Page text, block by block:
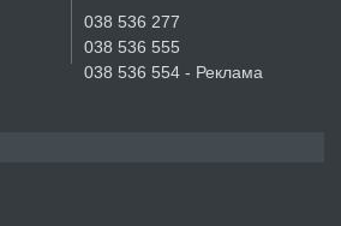
СГЛОБЯВАНЕ НА МЕБЕЛИ.
038 536 277
038 536 555
038 536 554 - Реклама